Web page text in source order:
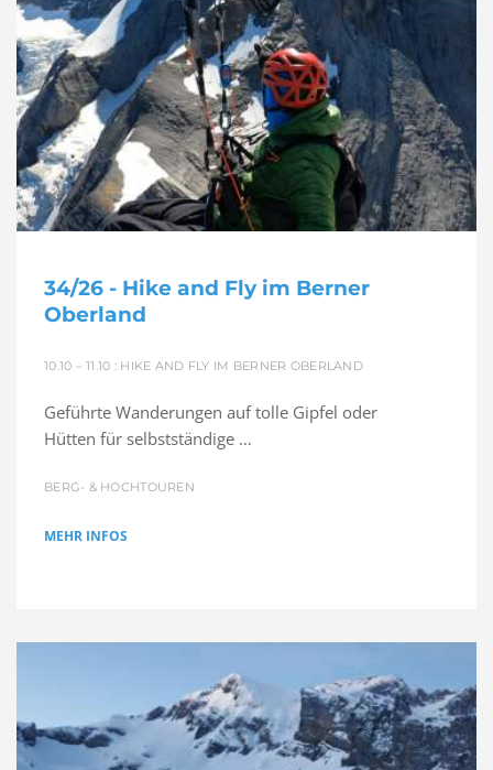
34/26 - Hike and Fly im Berner
Oberland
10.10 – 11.10 : HIKE AND FLY IM BERNER OBERLAND
Geführte Wanderungen auf tolle Gipfel oder
Hütten für selbstständige …
BERG- & HOCHTOUREN
MEHR INFOS